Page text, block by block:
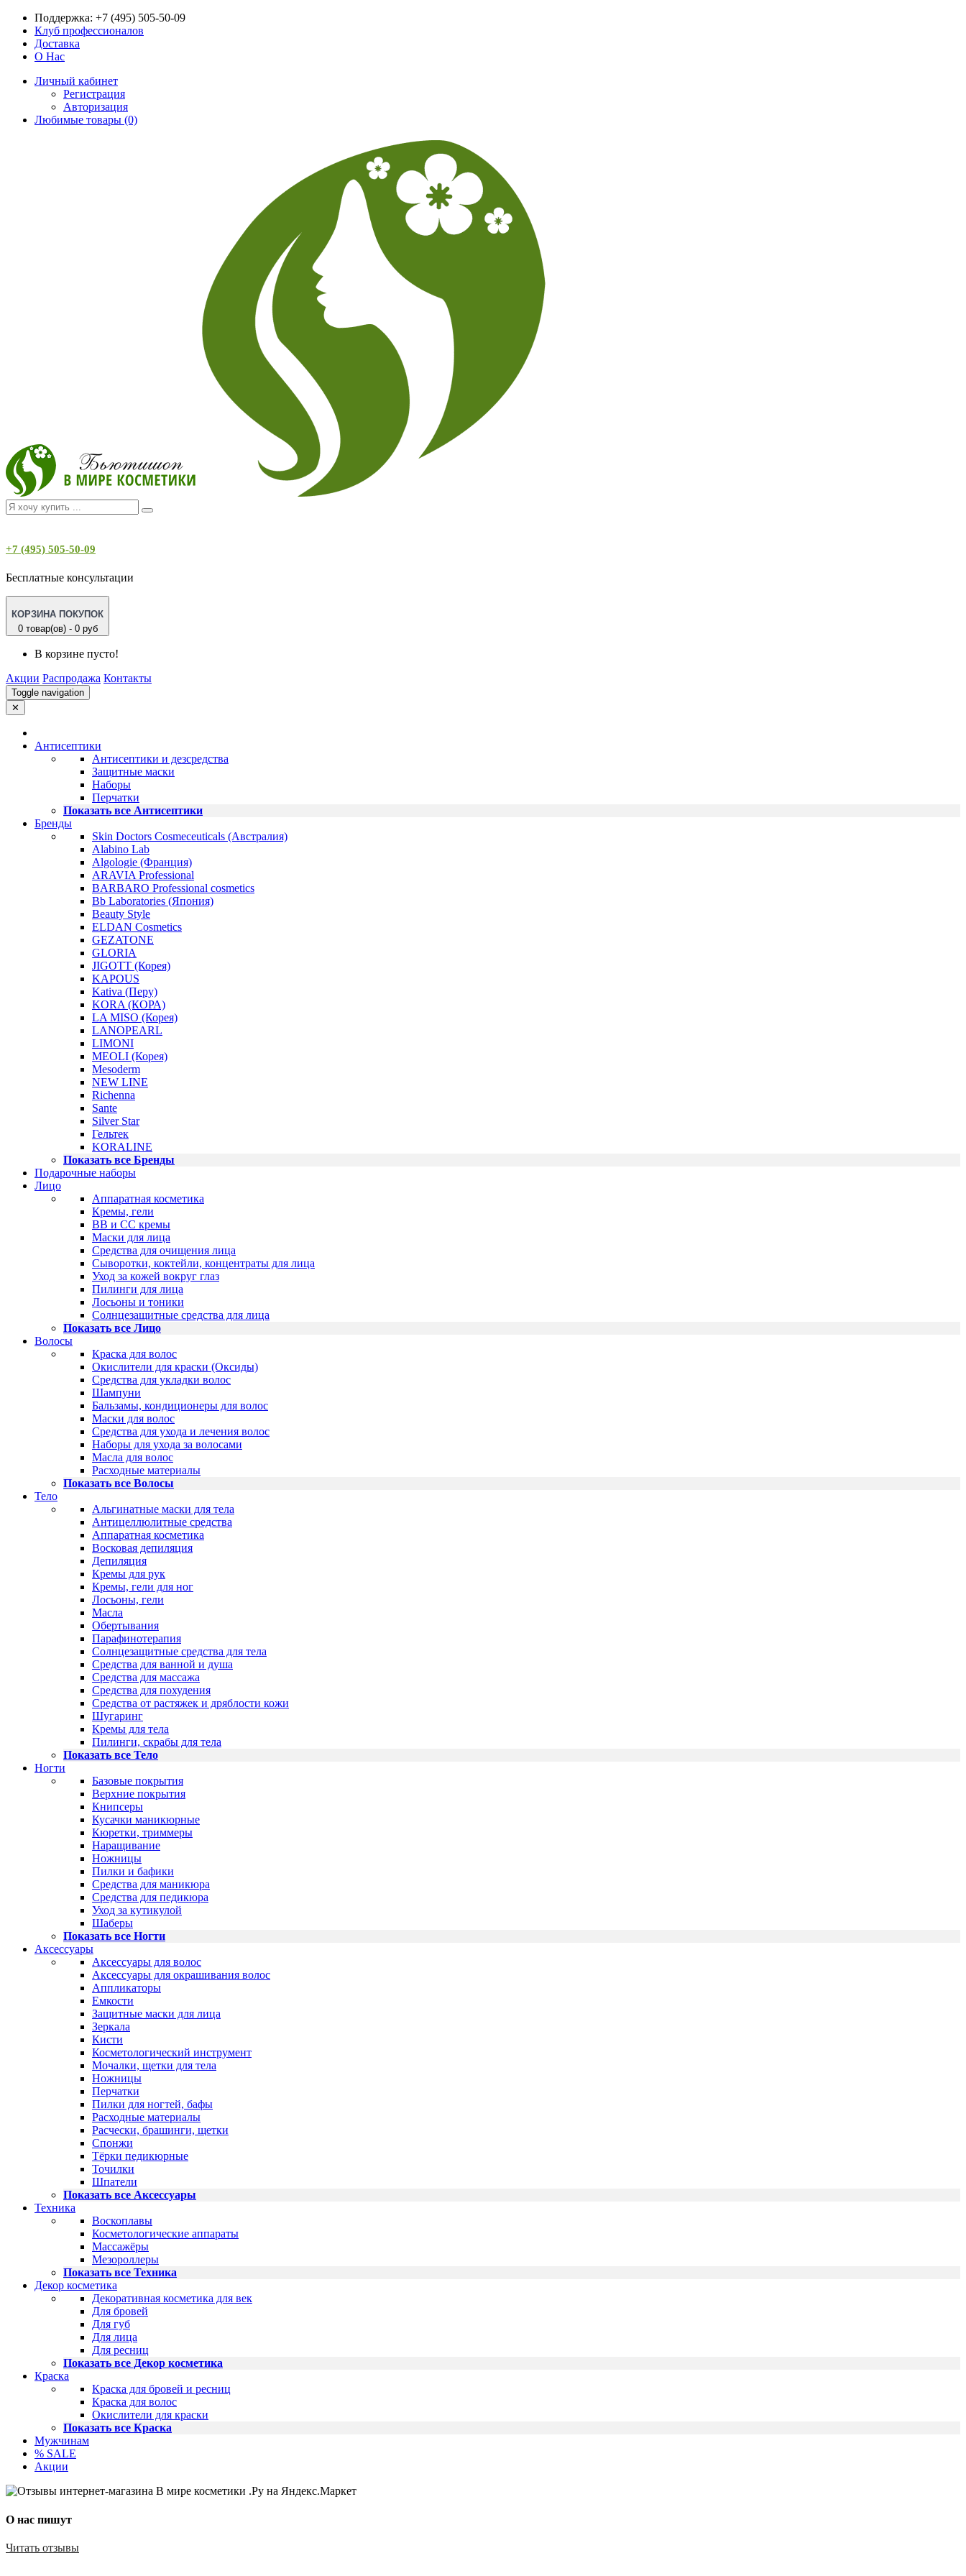
Поддержка: +7 (495) 505-50-09
Клуб профессионалов
Доставка
О Нас
Личный кабинет
Регистрация
Авторизация
Любимые товары (0)
+7 (495) 505-50-09
Бесплатные консультации
КОРЗИНА ПОКУПОК
0 товар(ов) - 0 руб
В корзине пусто!
Акции Распродажа Контакты
Toggle navigation
✕
Антисептики
Антисептики и дезсредства
Защитные маски
Наборы
Перчатки
Показать все Антисептики
Бренды
Skin Doctors Cosmeceuticals (Австралия)
Alabino Lab
Algologie (Франция)
ARAVIA Professional
BARBARO Professional cosmetics
Bb Laboratories (Япония)
Beauty Style
ELDAN Cosmetics
GEZATONE
GLORIA
JIGOTT (Корея)
KAPOUS
Kativa (Перу)
KORA (КОРА)
LA MISO (Корея)
LANOPEARL
LIMONI
MEOLI (Корея)
Mesoderm
NEW LINE
Richenna
Sante
Silver Star
Гельтек
KORALINE
Показать все Бренды
Подарочные наборы
Лицо
Аппаратная косметика
Кремы, гели
BB и CC кремы
Маски для лица
Средства для очищения лица
Сыворотки, коктейли, концентраты для лица
Уход за кожей вокруг глаз
Пилинги для лица
Лосьоны и тоники
Солнцезащитные средства для лица
Показать все Лицо
Волосы
Краска для волос
Окислители для краски (Оксиды)
Средства для укладки волос
Шампуни
Бальзамы, кондиционеры для волос
Маски для волос
Средства для ухода и лечения волос
Наборы для ухода за волосами
Масла для волос
Расходные материалы
Показать все Волосы
Тело
Альгинатные маски для тела
Антицеллюлитные средства
Аппаратная косметика
Восковая депиляция
Депиляция
Кремы для рук
Кремы, гели для ног
Лосьоны, гели
Масла
Обертывания
Парафинотерапия
Солнцезащитные средства для тела
Средства для ванной и душа
Средства для массажа
Средства для похудения
Средства от растяжек и дряблости кожи
Шугаринг
Кремы для тела
Пилинги, скрабы для тела
Показать все Тело
Ногти
Базовые покрытия
Верхние покрытия
Книпсеры
Кусачки маникюрные
Кюретки, триммеры
Наращивание
Ножницы
Пилки и бафики
Средства для маникюра
Средства для педикюра
Уход за кутикулой
Шаберы
Показать все Ногти
Аксессуары
Аксессуары для волос
Аксессуары для окрашивания волос
Аппликаторы
Емкости
Защитные маски для лица
Зеркала
Кисти
Косметологический инструмент
Мочалки, щетки для тела
Ножницы
Перчатки
Пилки для ногтей, бафы
Расходные материалы
Расчески, брашинги, щетки
Спонжи
Тёрки педикюрные
Точилки
Шпатели
Показать все Аксессуары
Техника
Воскоплавы
Косметологические аппараты
Массажёры
Мезороллеры
Показать все Техника
Декор косметика
Декоративная косметика для век
Для бровей
Для губ
Для лица
Для ресниц
Показать все Декор косметика
Краска
Краска для бровей и ресниц
Краска для волос
Окислители для краски
Показать все Краска
Мужчинам
% SALE
Акции
О нас пишут
Читать отзывы